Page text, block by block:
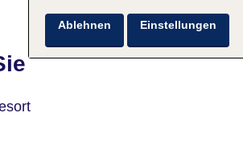
Ablehnen Einstellungen